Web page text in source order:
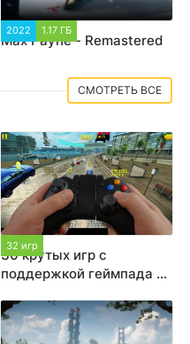
2022 1.17 ГБ
Max Payne - Remastered
СМОТРЕТЬ ВСЕ
32 игр
30 крутых игр с
поддержкой геймпада на